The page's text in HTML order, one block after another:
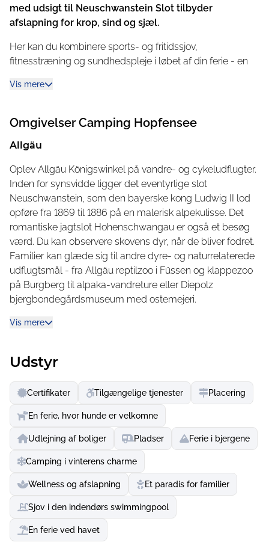
med udsigt til Neuschwanstein Slot tilbyder
afslapning for krop, sind og sjæl.
Her kan du kombinere sports- og fritidssjov,
fitnesstræning og sundhedspleje i løbet af din ferie - en
stimulering på den ene side og hvile og afslapning på
Fysioterapipraksis tilbyder endda ambulante spa-
behandlinger, også på recept. Om sommeren kan du
om vinteren lokker skøjteløb, langrend og skiløjper.
Den 5-stjernede campingplads Camping Hopfensee
tilbyder mange aktiviteter for store og små hele året
rundt.
Du kan se frem til en indendørs swimmingpool, legehus,
børnehave, urtevandringer og meget mere. De
rummelige komfortpladser er ideelle for campister, og
tilbuddet afrundes af de smukke feriehuse.
Glæd dig til en ferie på »Allgäus riviera«. Her kan du
fantastiske udsigt over søen, bjergene og de kongelige
Vis mere
Omgivelser Camping Hopfensee
Allgäu
Oplev Allgäu Königswinkel på vandre- og cykeludflugter.
Inden for synsvidde ligger det eventyrlige slot
Neuschwanstein, som den bayerske kong Ludwig II lod
opføre fra 1869 til 1886 på en malerisk alpekulisse. Det
romantiske jagtslot Hohenschwangau er også et besøg
værd. Du kan observere skovens dyr, når de bliver fodret.
Familier kan glæde sig til andre dyre- og naturrelaterede
udflugtsmål - fra Allgäu reptilzoo i Füssen og klappezoo
på Burgberg til alpaka-vandreture eller Diepolz
bjergbondegårdsmuseum med ostemejeri.
Lad de vidunderlige søer i Allgäu og foden af Alperne
Nyd Allgäu Riviera ved søerne Hopfensee, Weißensee,
Forggensee og Alpsee, eller gå på opdagelse i
skovoplevelsescentret. På en udflugt til Oberstdorf venter
en let, men uforglemmelig vandretur til Freibergsee og
skihopbakken. En shopping- og kulturel spadseretur
tager dig til Füssens historiske gamle bydel.
Bjergsportsentusiaster kan tage ud i Allgäu-alperne,
bestige bjergtoppe eller træne i klatreparken. Eller du kan
tage en afslappet svævebanetur op, for eksempel til
Nebelhorn. Eventyrere svæver over drømmelandskabet i
en paraglider, mestrer downhill-stierne på en MTB eller
vover sig ned ad de brusende bjergfloder på en raftingtur.
Du skal bare vælge, hvad du og din familie bedst kan
lide.
Vis mere
Udstyr
Certifikater Tilgængelige tjenester Placering
En ferie, hvor hunde er velkomne
Udlejning af boliger Pladser Ferie i bjergene
Camping i vinterens charme
Wellness og afslapning Et paradis for familier
Sjov i den indendørs swimmingpool
En ferie ved havet